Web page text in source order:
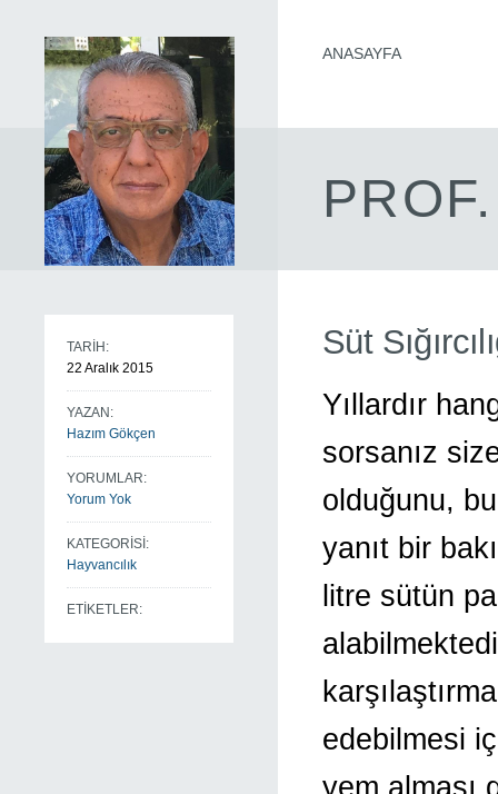
ANASAYFA
TARİH:
22 Aralık 2015
YAZAN:
Hazım Gökçen
YORUMLAR:
Yorum Yok
KATEGORİSİ:
Hayvancılık
ETİKETLER:
Süt
Yıllardır
sorsanız
olduğunu,
yanıt bir
litre sütün
edebilmesi
yem alması